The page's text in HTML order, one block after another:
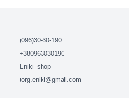
(096)30-30-190
+380963030190
Eniki_shop
torg.eniki@gmail.com